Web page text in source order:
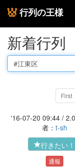
行列の王様
新着行列
First
'16-07-20 09:44 / 2.0pt. 投稿
者： t-sh
行きたい！
通報